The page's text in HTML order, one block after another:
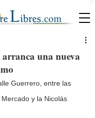
una nueva
Guerrero, entre las
y la Nicolás